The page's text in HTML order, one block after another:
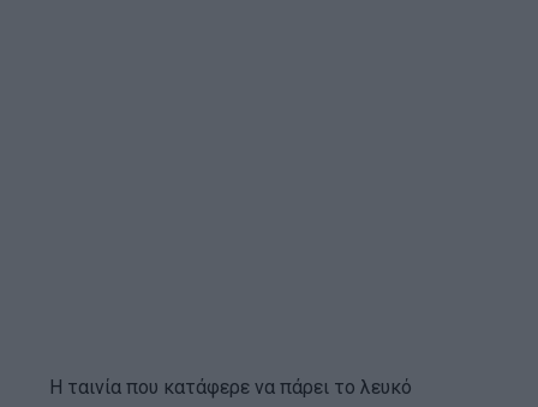
Η ταινία που κατάφερε να πάρει το λευκό